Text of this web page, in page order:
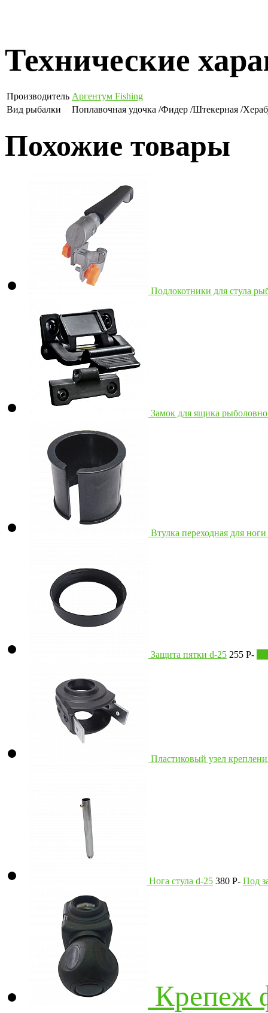
Технические
Производитель Аргентум Fishing
Вид рыбалки
Поплавочная удочка /Фидер /Штекерная /
Похожие товары
Подлокотники для стула
Замок для ящика
Втулка переходная для
Защита пятки d-25 255 P-
Пластиковый узел
Нога стула d-25 380 P- Под
Крепеж